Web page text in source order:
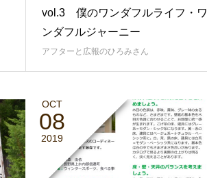
vol.3 僕のワンダフルライフ・ワ
ンダフルジャーニー
アフターと広報のひろみさん
OCT
08
2019